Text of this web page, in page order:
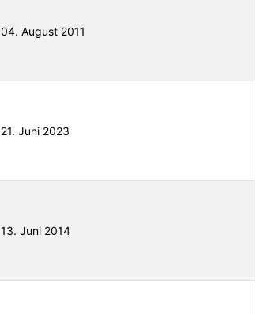
04. August 2011
21. Juni 2023
13. Juni 2014